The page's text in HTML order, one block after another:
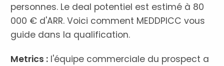
personnes. Le deal potentiel est estimé à 80
000 € d'ARR. Voici comment MEDDPICC vous
guide dans la qualification.
Metrics : l'équipe commerciale du prospect a